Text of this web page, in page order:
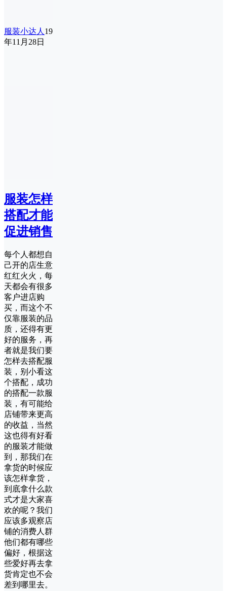
服装小达人 19
年11月28日
服装怎样
搭配才能
促进销售
每个人都想自
己开的店生意
红红火火，每
天都会有很多
客户进店购
买，而这个不
仅靠服装的品
质，还得有更
好的服务，再
者就是我们要
怎样去搭配服
装，别小看这
个搭配，成功
的搭配一款服
装，有可能给
店铺带来更高
的收益，当然
这也得有好看
的服装才能做
到，那我们在
拿货的时候应
该怎样拿货，
到底拿什么款
式才是大家喜
欢的呢？我们
应该多观察店
铺的消费人群
他们都有哪些
偏好，根据这
些爱好再去拿
货肯定也不会
差到哪里去。